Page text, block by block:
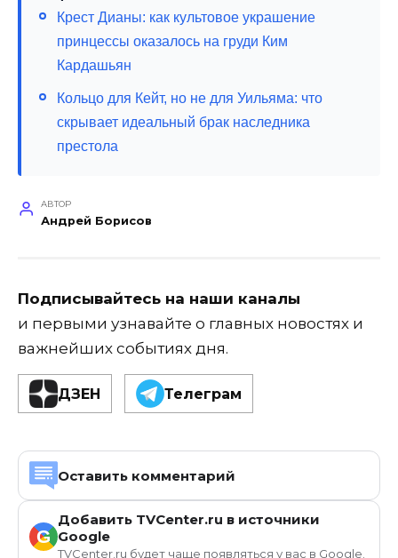
Крест Дианы: как культовое украшение
принцессы оказалось на груди Ким
Кардашьян
Кольцо для Кейт, но не для Уильяма: что
скрывает идеальный брак наследника
престола
АВТОР
Андрей Борисов
Подписывайтесь на наши каналы
и первыми узнавайте о главных новостях и
важнейших событиях дня.
ДЗЕН Телеграм
Оставить комментарий
G
Добавить TVCenter.ru в источники
Google
TVCenter.ru будет чаще появляться у вас в Google.